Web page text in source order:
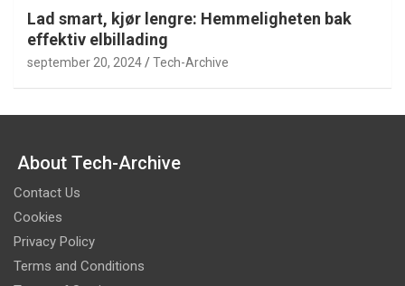
Lad smart, kjør lengre: Hemmeligheten bak
effektiv elbillading
september 20, 2024 Tech-Archive
About Tech-Archive
Contact Us
Cookies
Privacy Policy
Terms and Conditions